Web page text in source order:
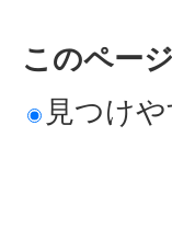
このペー
見つけ